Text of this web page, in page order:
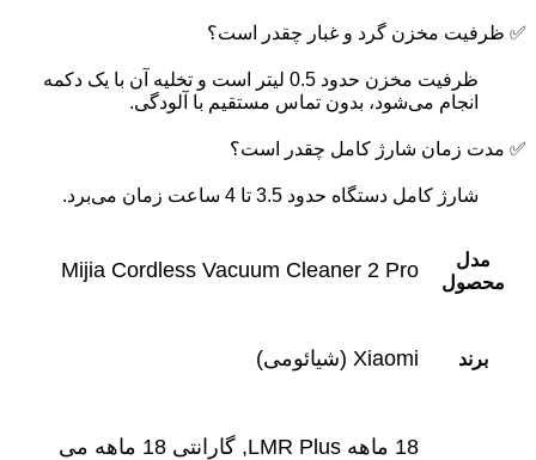
✅ ظرفیت مخزن گرد و غبار چقدر است؟
ظرفیت مخزن حدود 0.5 لیتر است و تخلیه آن با یک دکمه
انجام می‌شود، بدون تماس مستقیم با آلودگی.
✅ مدت زمان شارژ کامل چقدر است؟
شارژ کامل دستگاه حدود 3.5 تا 4 ساعت زمان می‌برد.
مدل
محصول
Mijia Cordless Vacuum Cleaner 2 Pro
برند Xiaomi (شیائومی)
18 ماهه LMR Plus, گارانتی 18 ماهه می